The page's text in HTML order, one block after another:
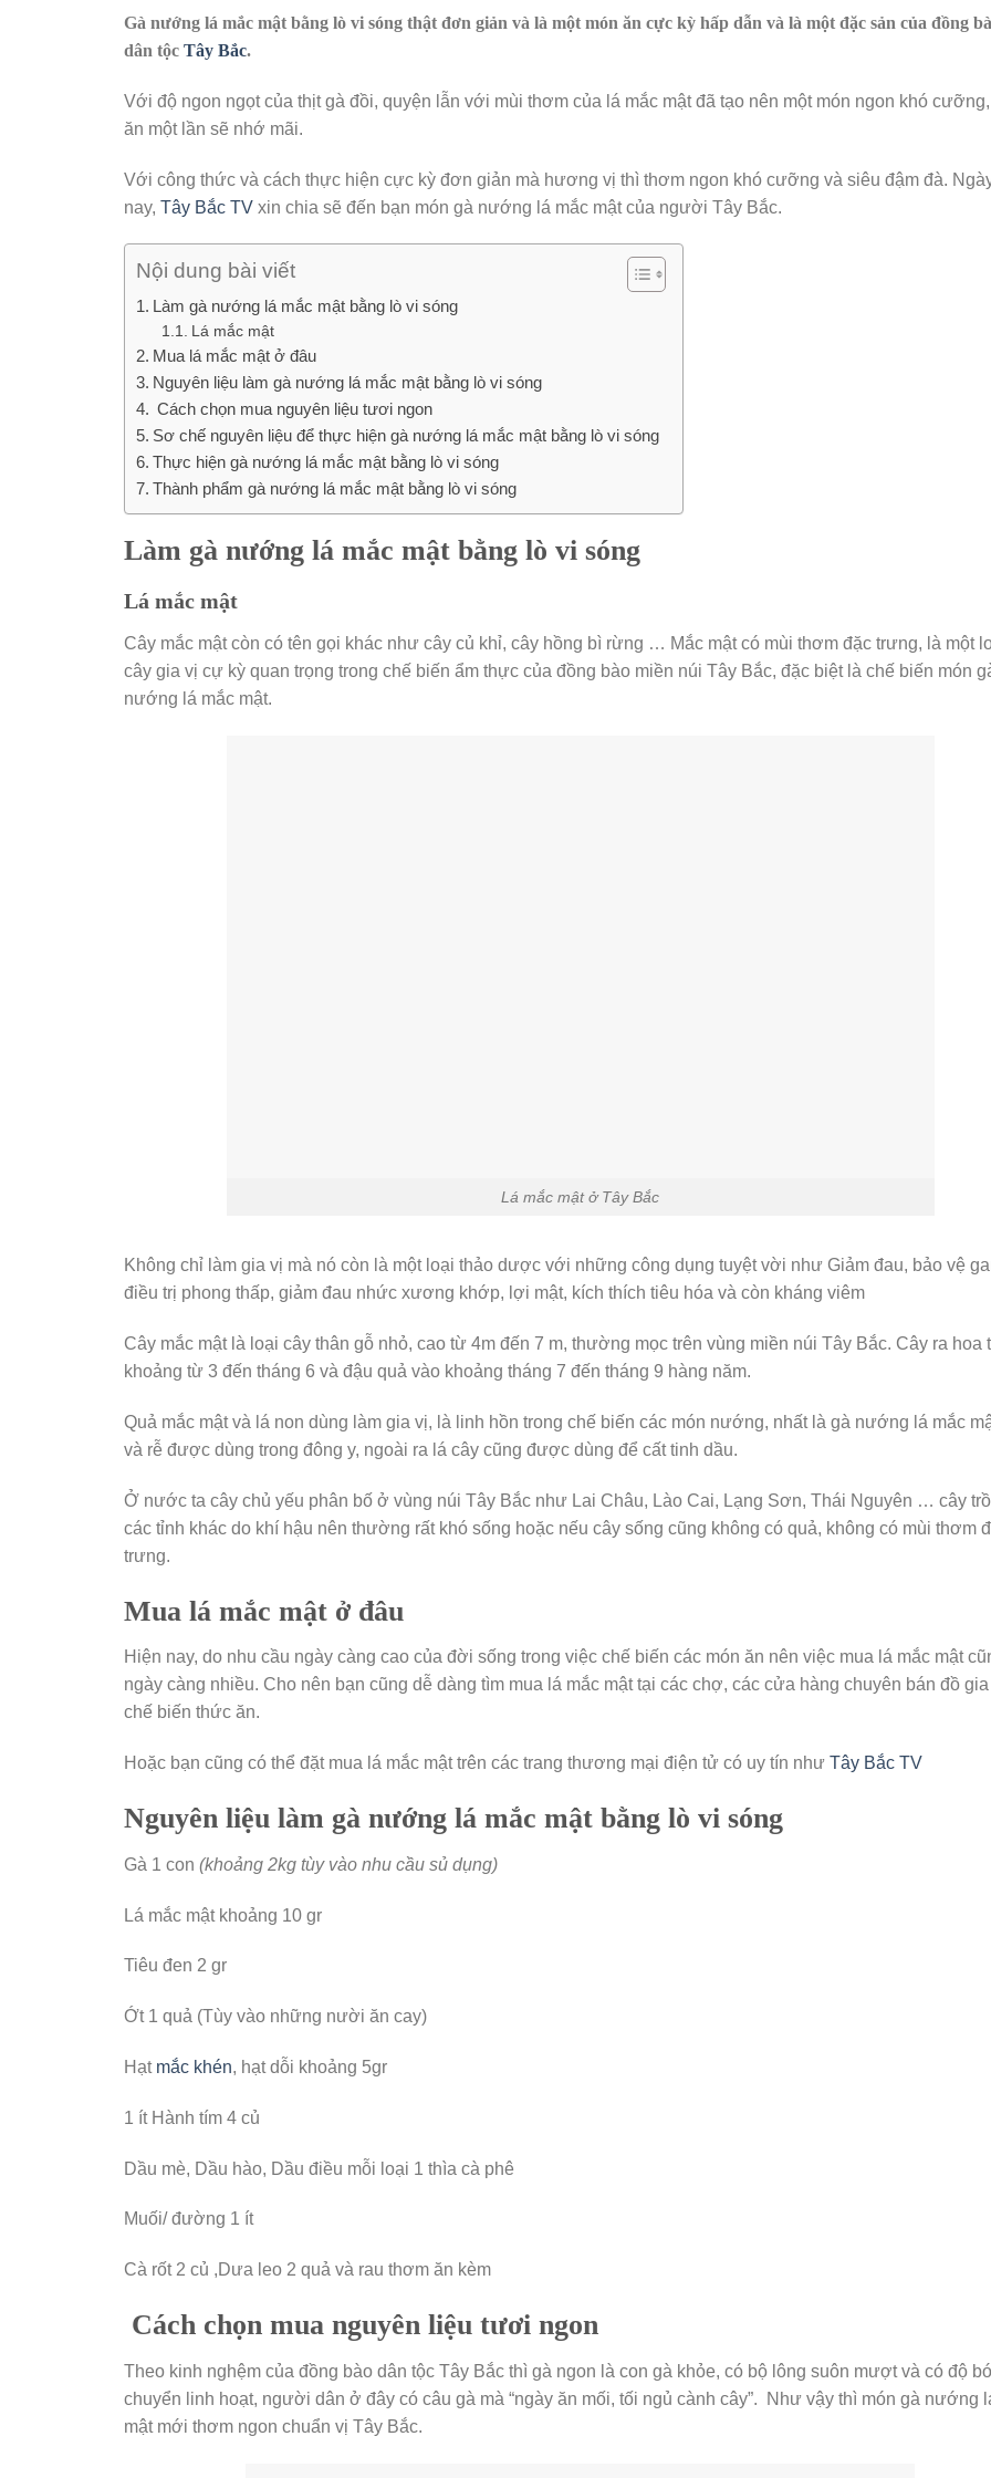
Gà nướng lá mắc mật bằng lò vi sóng thật đơn giản và là một món ăn cực kỳ hấp dẫn và là một đặc sản của đồng
dân tộc Tây Bắc.
Với độ ngon ngọt của thịt gà đồi, quyện lẫn với mùi thơm của lá mắc mật đã tạo nên một món ngon khó
ăn một lần sẽ nhớ mãi.
Với công thức và cách thực hiện cực kỳ đơn giản mà hương vị thì thơm ngon khó cưỡng và siêu đậm đà.
nay, Tây Bắc TV xin chia sẽ đến bạn món gà nướng lá mắc mật của người Tây Bắc.
Nội dung bài viết
Làm gà nướng lá mắc mật bằng lò vi sóng
Lá mắc mật
Mua lá mắc mật ở đâu
Nguyên liệu làm gà nướng lá mắc mật bằng lò vi sóng
Cách chọn mua nguyên liệu tươi ngon
Sơ chế nguyên liệu để thực hiện gà nướng lá mắc mật bằng lò vi sóng
Thực hiện gà nướng lá mắc mật bằng lò vi sóng
Thành phẩm gà nướng lá mắc mật bằng lò vi sóng
Làm gà nướng lá mắc mật bằng lò vi sóng
Lá mắc mật
Cây mắc mật còn có tên gọi khác như cây củ khỉ, cây hồng bì rừng … Mắc mật có mùi thơm đặc trưng, là một
cây gia vị cự kỳ quan trọng trong chế biến ẩm thực của đồng bào miền núi Tây Bắc, đặc biệt là chế biến món
nướng lá mắc mật.
Lá mắc mật ở Tây Bắc
Không chỉ làm gia vị mà nó còn là một loại thảo dược với những công dụng tuyệt vời như Giảm đau, bảo vệ
điều trị phong thấp, giảm đau nhức xương khớp, lợi mật, kích thích tiêu hóa và còn kháng viêm
Cây mắc mật là loại cây thân gỗ nhỏ, cao từ 4m đến 7 m, thường mọc trên vùng miền núi Tây Bắc. Cây ra hoa
khoảng từ 3 đến tháng 6 và đậu quả vào khoảng tháng 7 đến tháng 9 hàng năm.
Quả mắc mật và lá non dùng làm gia vị, là linh hồn trong chế biến các món nướng, nhất là gà nướng lá mắc
và rễ được dùng trong đông y, ngoài ra lá cây cũng được dùng để cất tinh dầu.
Ở nước ta cây chủ yếu phân bố ở vùng núi Tây Bắc như Lai Châu, Lào Cai, Lạng Sơn, Thái Nguyên … cây
các tỉnh khác do khí hậu nên thường rất khó sống hoặc nếu cây sống cũng không có quả, không có mùi thơm
trưng.
Mua lá mắc mật ở đâu
Hiện nay, do nhu cầu ngày càng cao của đời sống trong việc chế biến các món ăn nên việc mua lá mắc mật
ngày càng nhiều. Cho nên bạn cũng dễ dàng tìm mua lá mắc mật tại các chợ, các cửa hàng chuyên bán đồ gia
chế biến thức ăn.
Hoặc bạn cũng có thể đặt mua lá mắc mật trên các trang thương mại điện tử có uy tín như Tây Bắc TV
Nguyên liệu làm gà nướng lá mắc mật bằng lò vi sóng
Gà 1 con (khoảng 2kg tùy vào nhu cầu sủ dụng)
Lá mắc mật khoảng 10 gr
Tiêu đen 2 gr
Ớt 1 quả (Tùy vào những nười ăn cay)
Hạt mắc khén, hạt dỗi khoảng 5gr
1 ít Hành tím 4 củ
Dầu mè, Dầu hào, Dầu điều mỗi loại 1 thìa cà phê
Muối/ đường 1 ít
Cà rốt 2 củ ,Dưa leo 2 quả và rau thơm ăn kèm
Cách chọn mua nguyên liệu tươi ngon
Theo kinh nghệm của đồng bào dân tộc Tây Bắc thì gà ngon là con gà khỏe, có bộ lông suôn mượt và có độ
chuyển linh hoạt, người dân ở đây có câu gà mà “ngày ăn mối, tối ngủ cành cây”. Như vậy thì món gà nướng
mật mới thơm ngon chuẩn vị Tây Bắc.